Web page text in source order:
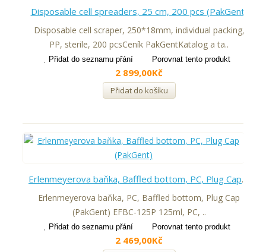
Disposable cell spreaders, 25 cm, 200 pcs (PakGent)
Disposable cell scraper, 250*18mm, individual packing,
PP, sterile, 200 pcsCeník PakGentKatalog a ta..
Přidat do seznamu přání Porovnat tento produkt
2 899,00Kč
Přidat do košíku
Erlenmeyerova baňka, Baffled bottom, PC, Plug Cap (PakGent)
Erlenmeyerova baňka, PC, Baffled bottom, Plug Cap
(PakGent) EFBC-125P 125ml, PC, ..
Přidat do seznamu přání Porovnat tento produkt
2 469,00Kč